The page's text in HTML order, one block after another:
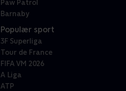
Paw Patrol
Barnaby
Populær sport
3F Superliga
Tour de France
FIFA VM 2026
A Liga
ATP